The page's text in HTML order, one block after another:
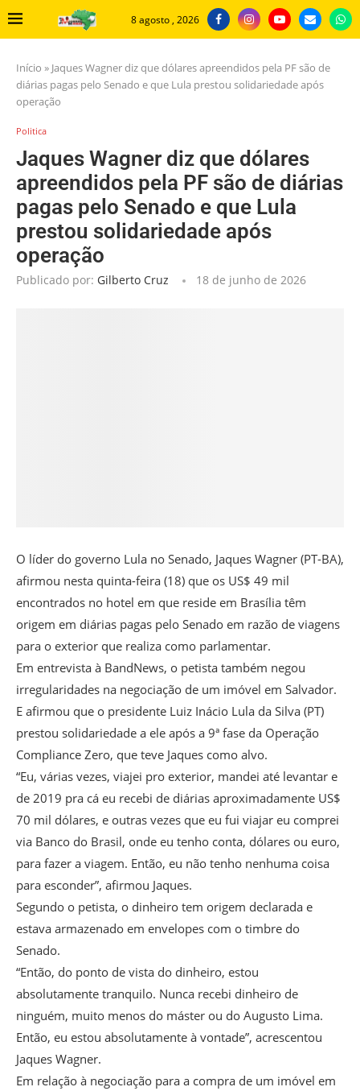
8 agosto , 2026
Início » Jaques Wagner diz que dólares apreendidos pela PF são de
diárias pagas pelo Senado e que Lula prestou solidariedade após
operação
Politica
Jaques Wagner diz que dólares
apreendidos pela PF são de diárias
pagas pelo Senado e que Lula
prestou solidariedade após
operação
Publicado por: Gilberto Cruz 18 de junho de 2026
O líder do governo Lula no Senado, Jaques Wagner (PT-BA),
afirmou nesta quinta-feira (18) que os US$ 49 mil
encontrados no hotel em que reside em Brasília têm
origem em diárias pagas pelo Senado em razão de viagens
para o exterior que realiza como parlamentar.
Em entrevista à BandNews, o petista também negou
irregularidades na negociação de um imóvel em Salvador.
E afirmou que o presidente Luiz Inácio Lula da Silva (PT)
prestou solidariedade a ele após a 9ª fase da Operação
Compliance Zero, que teve Jaques como alvo.
“Eu, várias vezes, viajei pro exterior, mandei até levantar e
de 2019 pra cá eu recebi de diárias aproximadamente US$
70 mil dólares, e outras vezes que eu fui viajar eu comprei
via Banco do Brasil, onde eu tenho conta, dólares ou euro,
para fazer a viagem. Então, eu não tenho nenhuma coisa
para esconder”, afirmou Jaques.
Segundo o petista, o dinheiro tem origem declarada e
estava armazenado em envelopes com o timbre do
Senado.
“Então, do ponto de vista do dinheiro, estou
absolutamente tranquilo. Nunca recebi dinheiro de
ninguém, muito menos do máster ou do Augusto Lima.
Então, eu estou absolutamente à vontade”, acrescentou
Jaques Wagner.
Em relação à negociação para a compra de um imóvel em